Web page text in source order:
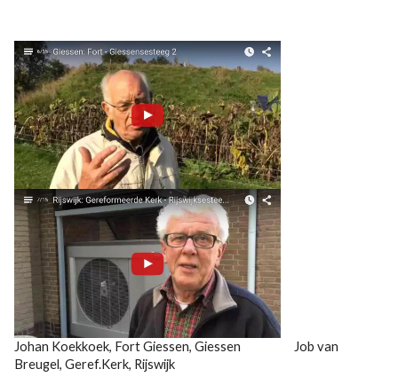
Johan Koekkoek, Fort Giessen, Giessen Job van
Breugel, Geref.Kerk, Rijswijk